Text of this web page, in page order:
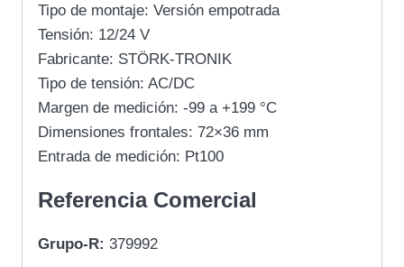
Tipo de montaje: Versión empotrada
Tensión: 12/24 V
Fabricante: STÖRK-TRONIK
Tipo de tensión: AC/DC
Margen de medición: -99 a +199 °C
Dimensiones frontales: 72×36 mm
Entrada de medición: Pt100
Referencia Comercial
Grupo-R: 379992